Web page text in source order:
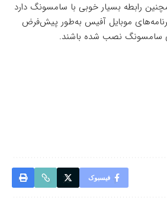
رابطه بسیار خوبی با سامسونگ دارد
موبایل آفیس به‌طور پیش‌فرض
سامسونگ نصب شده باشند.
فیسبوک